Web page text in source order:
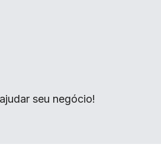
seu negócio!